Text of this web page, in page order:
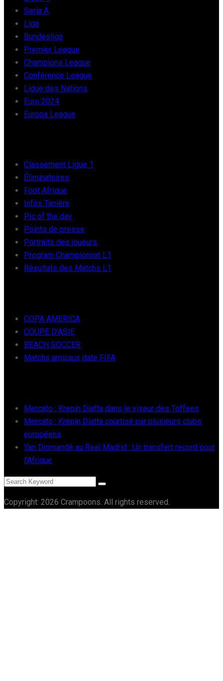
Seria A
Liga
Bundesliga
Premier League
Champions League
Conférence League
Ligue des Nations
Euro 2024
Europa League
Classement Ligue 1
Éliminatoires
Foot Afrique
Infos Tanière
Pic of the day
Points de presse
Portraits des joueurs
Program Championnat L1
Résultats des Matchs L1
COPA AMERICA
COUPE D’ASIE
BEACH SOCCER
Matchs amicaux date FIFA
Mercato : Krepin Diatta dans le viseur des Toffees
Mercato : Krépin Diatta courtisé par plusieurs clubs
européens
Yan Diomandé au Real Madrid : Un transfert record pour
l’Afrique
Copyright: 2026 Crampoons. All rights reserved.